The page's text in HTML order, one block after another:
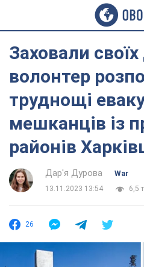
Заховали
волонтер
труднощі
мешканців із
районів
Дар'я Дурова
War
13.11.2023 13:54
6,5
26